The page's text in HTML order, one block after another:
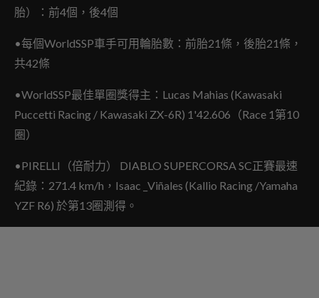
胎）：前4個，後4個
•每個WorldSSP車手可用輪胎數：前胎21條，後胎21條，
共42條
•WorldSSP最佳單圈獎得主：Lucas Mahias (Kawasaki
Puccetti Racing / Kawasaki ZX-6R) 1'42.606（Race 1第10
圈）
•PIRELLI（倍耐力） DIABLO SUPERCORSA SC正賽最速
紀錄：271.4 km/h，Isaac _Viñales (Kallio Racing /Yamaha
YZF R6) 於第13圈測得。